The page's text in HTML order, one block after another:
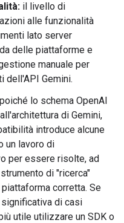
il livello di
alle funzionalità
lato server
delle piattaforme e
manuale per
dell'API Gemini.
poiché lo schema OpenAI
di Gemini,
introduce alcune
un lavoro di
per essere risolte, ad
di "ricerca"
corretta. Se
di casi
utile utilizzare un SDK o